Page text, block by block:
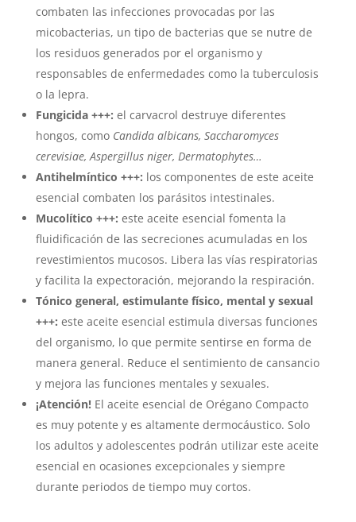
combaten las infecciones provocadas por las
micobacterias, un tipo de bacterias que se nutre de
los residuos generados por el organismo y
responsables de enfermedades como la tuberculosis
o la lepra.
Fungicida +++: el carvacrol destruye diferentes
hongos, como Candida albicans, Saccharomyces
cerevisiae, Aspergillus niger, Dermatophytes…
Antihelmíntico +++: los componentes de este aceite
esencial combaten los parásitos intestinales.
Mucolítico +++: este aceite esencial fomenta la
fluidificación de las secreciones acumuladas en los
revestimientos mucosos. Libera las vías respiratorias
y facilita la expectoración, mejorando la respiración.
Tónico general, estimulante físico, mental y sexual
+++: este aceite esencial estimula diversas funciones
del organismo, lo que permite sentirse en forma de
manera general. Reduce el sentimiento de cansancio
y mejora las funciones mentales y sexuales.
¡Atención! El aceite esencial de Orégano Compacto
es muy potente y es altamente dermocáustico. Solo
los adultos y adolescentes podrán utilizar este aceite
esencial en ocasiones excepcionales y siempre
durante periodos de tiempo muy cortos.